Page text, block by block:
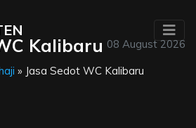
08 August 2026
Kalibaru
» Jasa Sedot WC Kalibaru